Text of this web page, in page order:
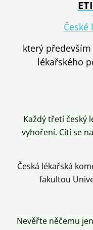
České
který
lékařského
Každý třetí český
vyhoření. Cítí se
Česká lékařská
fakultou
Nevěřte něčemu